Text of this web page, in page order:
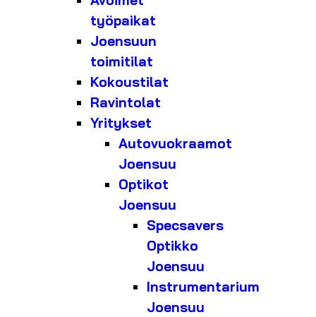
työpaikat
Joensuun
toimitilat
Kokoustilat
Ravintolat
Yritykset
Autovuokraamot
Joensuu
Optikot
Joensuu
Specsavers
Optikko
Joensuu
Instrumentarium
Joensuu